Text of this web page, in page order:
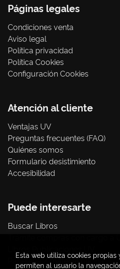
Páginas legales
Condiciones venta
Aviso legal
Política privacidad
Política Cookies
Configuración Cookies
Atención al cliente
Ventajas UV
Preguntas frecuentes (FAQ)
Quiénes somos
Formulario desistimiento
Accesibilidad
Puede interesarte
Buscar Libros
Papelería / material oficina
Esta web utiliza cookies
permiten al usuario la